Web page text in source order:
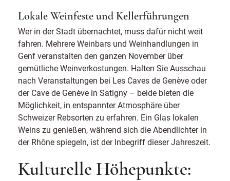
Lokale Weinfeste und Kellerführungen
Wer in der Stadt übernachtet, muss dafür nicht weit
fahren. Mehrere Weinbars und Weinhandlungen in
Genf veranstalten den ganzen November über
gemütliche Weinverkostungen. Halten Sie Ausschau
nach Veranstaltungen bei Les Caves de Genève oder
der Cave de Genève in Satigny – beide bieten die
Möglichkeit, in entspannter Atmosphäre über
Schweizer Rebsorten zu erfahren. Ein Glas lokalen
Weins zu genießen, während sich die Abendlichter in
der Rhône spiegeln, ist der Inbegriff dieser Jahreszeit.
Kulturelle Höhepunkte: